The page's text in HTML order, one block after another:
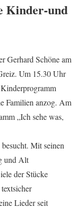
Kinder-und
Gerhard Schöne am
Um 15.30 Uhr
Familien anzog. Am
„Ich sehe was,
Mit seinen
und Alt
der Stücke
Lieder seit